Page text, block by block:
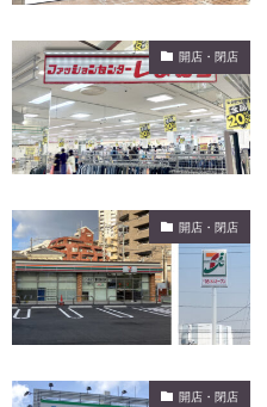
開店・閉店
開店・閉店
開店・閉店